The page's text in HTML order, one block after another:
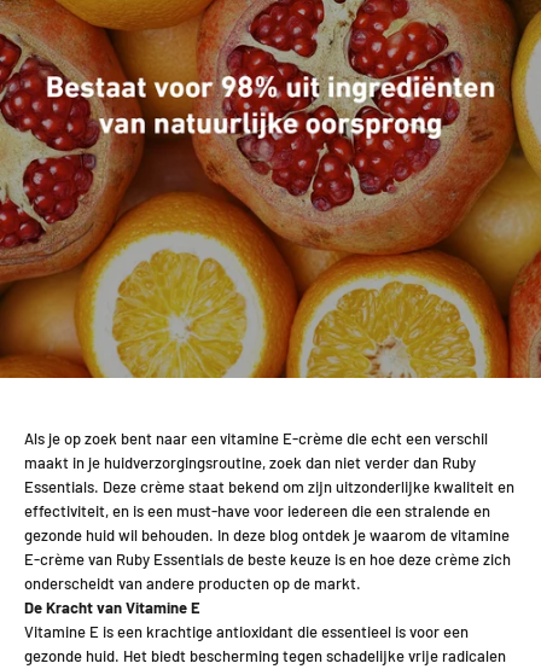
Als je op zoek bent naar een vitamine E-crème die echt een verschil
maakt in je huidverzorgingsroutine, zoek dan niet verder dan Ruby
Essentials. Deze crème staat bekend om zijn uitzonderlijke kwaliteit en
effectiviteit, en is een must-have voor iedereen die een stralende en
gezonde huid wil behouden. In deze blog ontdek je waarom de vitamine
E-crème van Ruby Essentials de beste keuze is en hoe deze crème zich
onderscheidt van andere producten op de markt.
De Kracht van Vitamine E
Vitamine E is een krachtige antioxidant die essentieel is voor een
gezonde huid. Het biedt bescherming tegen schadelijke vrije radicalen